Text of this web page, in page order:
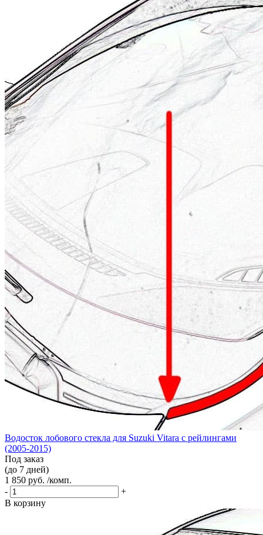
Водосток лобового стекла для Suzuki Vitara с рейлингами
(2005-2015)
Под заказ
(до 7 дней)
1 850 руб. /комп.
-
+
В корзину